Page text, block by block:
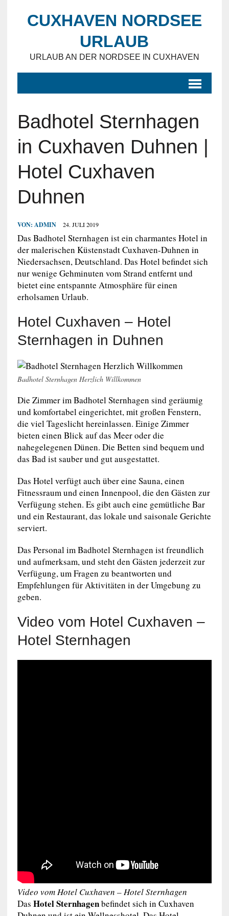
CUXHAVEN NORDSEE
URLAUB
URLAUB AN DER NORDSEE IN CUXHAVEN
Badhotel Sternhagen
in Cuxhaven Duhnen |
Hotel Cuxhaven
Duhnen
VON: ADMIN 24. JULI 2019
Das Badhotel Sternhagen ist ein charmantes Hotel in
der malerischen Küstenstadt Cuxhaven-Duhnen in
Niedersachsen, Deutschland. Das Hotel befindet sich
nur wenige Gehminuten vom Strand entfernt und
bietet eine entspannte Atmosphäre für einen
erholsamen Urlaub.
Hotel Cuxhaven – Hotel
Sternhagen in Duhnen
Badhotel Sternhagen Herzlich Willkommen
Die Zimmer im Badhotel Sternhagen sind geräumig
und komfortabel eingerichtet, mit großen Fenstern,
die viel Tageslicht hereinlassen. Einige Zimmer
bieten einen Blick auf das Meer oder die
nahegelegenen Dünen. Die Betten sind bequem und
das Bad ist sauber und gut ausgestattet.
Das Hotel verfügt auch über eine Sauna, einen
Fitnessraum und einen Innenpool, die den Gästen zur
Verfügung stehen. Es gibt auch eine gemütliche Bar
und ein Restaurant, das lokale und saisonale Gerichte
serviert.
Das Personal im Badhotel Sternhagen ist freundlich
und aufmerksam, und steht den Gästen jederzeit zur
Verfügung, um Fragen zu beantworten und
Empfehlungen für Aktivitäten in der Umgebung zu
geben.
Video vom Hotel Cuxhaven –
Hotel Sternhagen
Video vom Hotel Cuxhaven – Hotel Sternhagen
Das Hotel Sternhagenbefindet sich in Cuxhaven